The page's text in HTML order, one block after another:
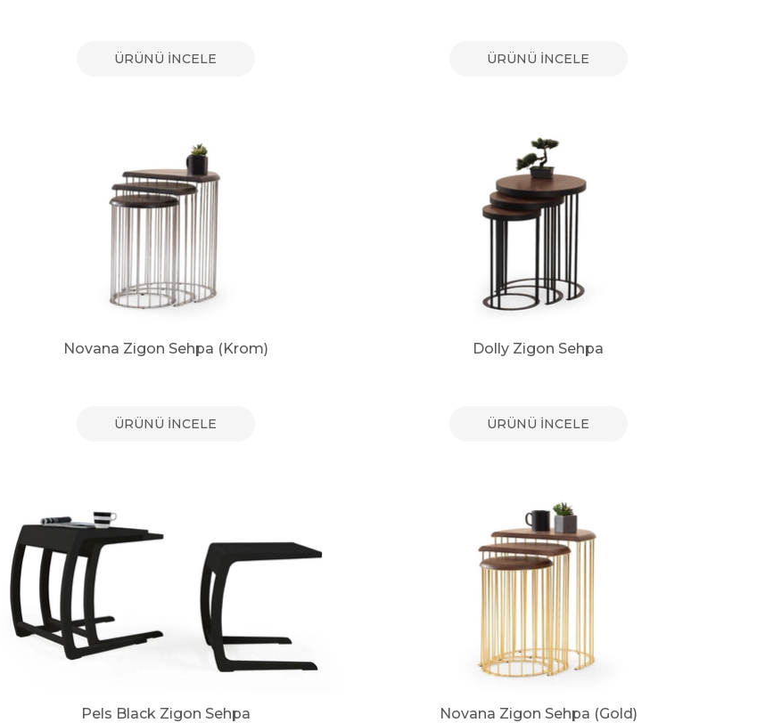
ÜRÜNÜ İNCELE ÜRÜNÜ İNCELE
Novana Zigon Sehpa (Krom)
ÜRÜNÜ İNCELE
Dolly Zigon Sehpa
ÜRÜNÜ İNCELE
Pels Black Zigon Sehpa Novana Zigon Sehpa (Gold)